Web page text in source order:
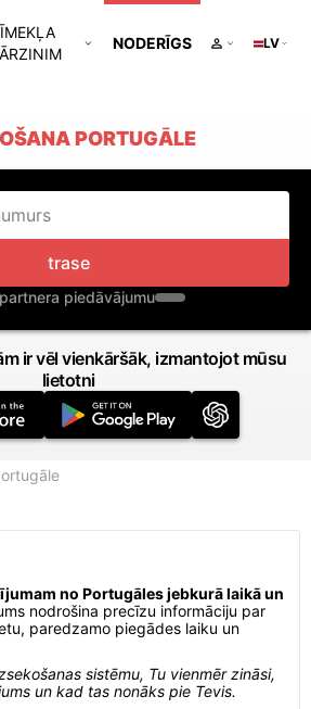
NODERĪGS LV
PORTUGĀLE
trase
piedāvājumu
ir vēl vienkāršāk, izmantojot mūsu
lietotni
no Portugāles jebkurā laikā un
nodrošina precīzu informāciju par
paredzamo piegādes laiku un
sistēmu, Tu vienmēr zināsi,
un kad tas nonāks pie Tevis.